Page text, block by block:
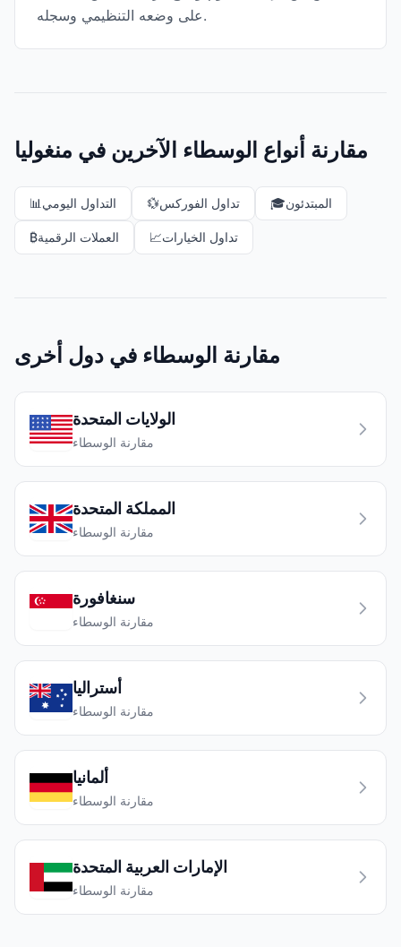
على وضعه التنظيمي وسجله.
مقارنة أنواع الوسطاء الآخرين في منغوليا
📊 التداول اليومي 💱تداول الفوركس 🎓المبتدئون
₿العملات الرقمية 📈تداول الخيارات
مقارنة الوسطاء في دول أخرى
الولايات المتحدة
مقارنة الوسطاء
المملكة المتحدة
مقارنة الوسطاء
سنغافورة
مقارنة الوسطاء
أستراليا
مقارنة الوسطاء
ألمانيا
مقارنة الوسطاء
الإمارات العربية المتحدة
مقارنة الوسطاء